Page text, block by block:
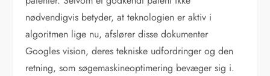
nødvendigvis betyder, at teknologien er aktiv i
algoritmen lige nu, afslører disse dokumenter
Googles vision, deres tekniske udfordringer og den
retning, som søgemaskineoptimering bevæger sig i.